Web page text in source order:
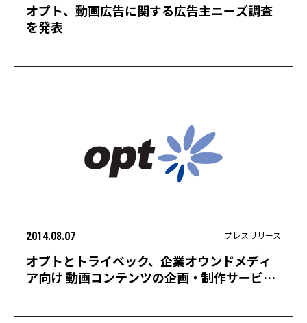
オプト、動画広告に関する広告主ニーズ調査
を発表
2014.08.07 プレスリリース
オプトとトライベック、企業オウンドメディ
ア向け 動画コンテンツの企画・制作サービス